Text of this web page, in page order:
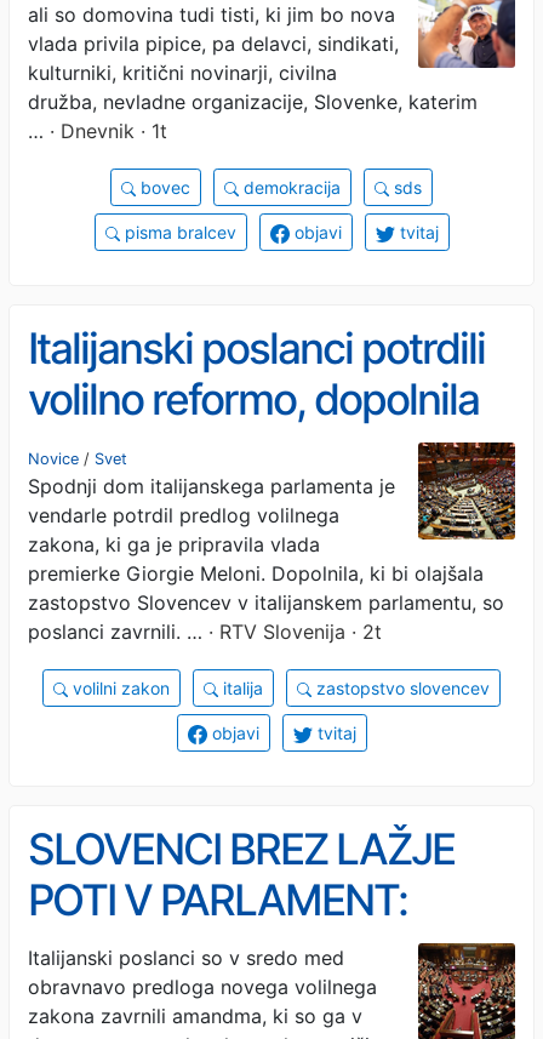
ali so domovina tudi tisti, ki jim bo nova
vlada privila pipice, pa delavci, sindikati,
kulturniki, kritični novinarji, civilna
družba, nevladne organizacije, Slovenke, katerim
… · Dnevnik · 1t
bovec demokracija sds
pisma bralcev objavi tvitaj
Italijanski poslanci potrdili
volilno reformo, dopolnila
za zastopstvo Slovencev
zavrnjena
Novice / Svet
Spodnji dom italijanskega parlamenta je
vendarle potrdil predlog volilnega
zakona, ki ga je pripravila vlada
premierke Giorgie Meloni. Dopolnila, ki bi olajšala
zastopstvo Slovencev v italijanskem parlamentu, so
poslanci zavrnili. … · RTV Slovenija · 2t
volilni zakon italija zastopstvo slovencev
objavi tvitaj
SLOVENCI BREZ LAŽJE
POTI V PARLAMENT:
Italijanski poslanci zavrnili
amandma
Italijanski poslanci so v sredo med
obravnavo predloga novega volilnega
zakona zavrnili amandma, ki so ga v